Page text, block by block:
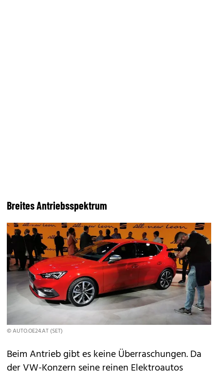
Breites Antriebsspektrum
© AUTO.OE24.AT (SET)
Beim Antrieb gibt es keine Überraschungen. Da
der VW-Konzern seine reinen Elektroautos